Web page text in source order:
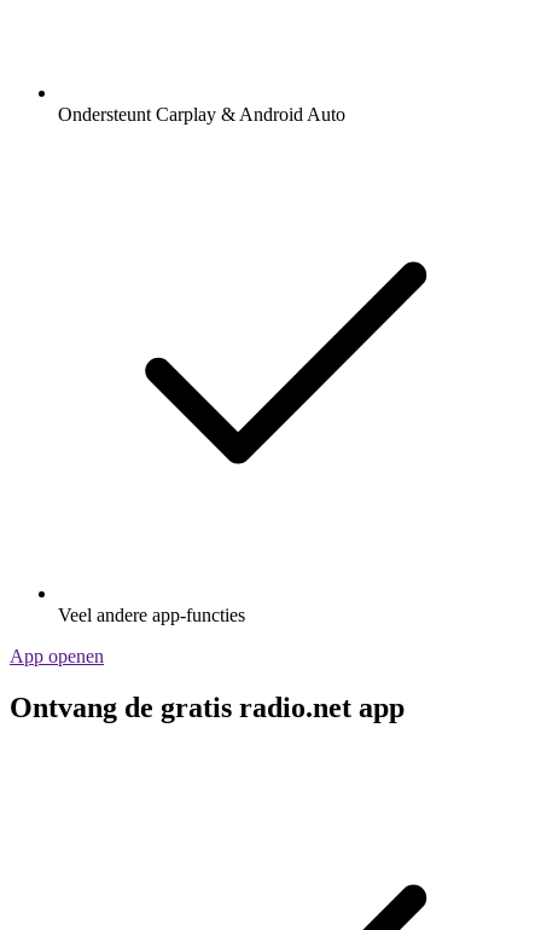
Ondersteunt Carplay & Android Auto
Veel andere app-functies
App openen
Ontvang de gratis radio.net app